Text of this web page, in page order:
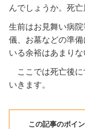
んでしょうか。死
生前はお見舞い病
儀、お墓などの準
いる余裕はあまりな
ここでは死亡後に
いきます。
この記事のポイン